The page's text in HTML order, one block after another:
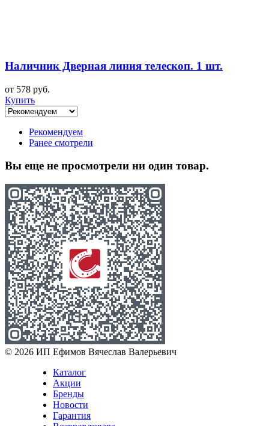
Наличник Дверная линия телескоп. 1 шт.
от 578 руб.
Купить
Рекомендуем
Ранее смотрели
Вы еще не просмотрели ни один товар.
© 2026 ИП Ефимов Вячеслав Валерьевич
Каталог
Акции
Бренды
Новости
Гарантия